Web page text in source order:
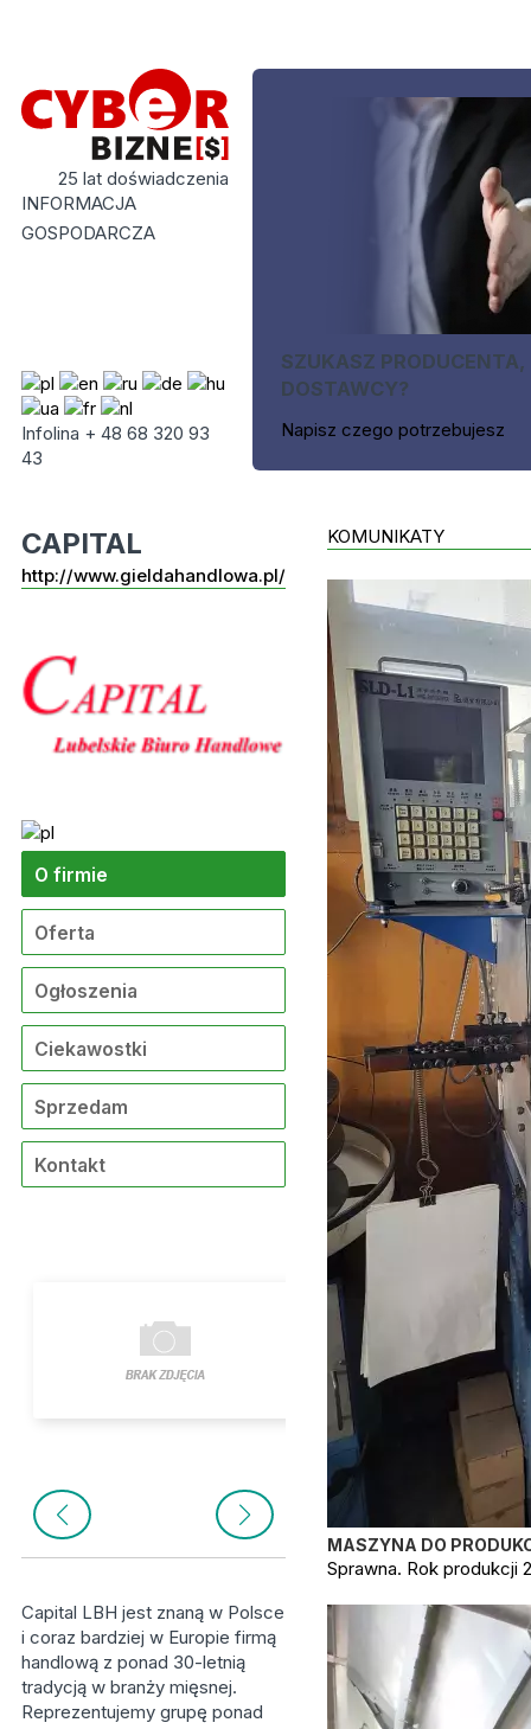
25 lat doświadczenia
INFORMACJA
GOSPODARCZA
Infolina + 48 68 320 93
43
SZUKASZ PRODUCENTA,
DOSTAWCY?
Napisz czego potrzebujesz
CAPITAL
http://www.gieldahandlowa.pl/
O firmie
Oferta
Ogłoszenia
Ciekawostki
Sprzedam
Kontakt
Capital LBH jest znaną w Polsce
i coraz bardziej w Europie firmą
handlową z ponad 30-letnią
tradycją w branży mięsnej.
Reprezentujemy grupę ponad
KOMUNIKATY
MASZYNA DO
Sprawna. Rok produkcji